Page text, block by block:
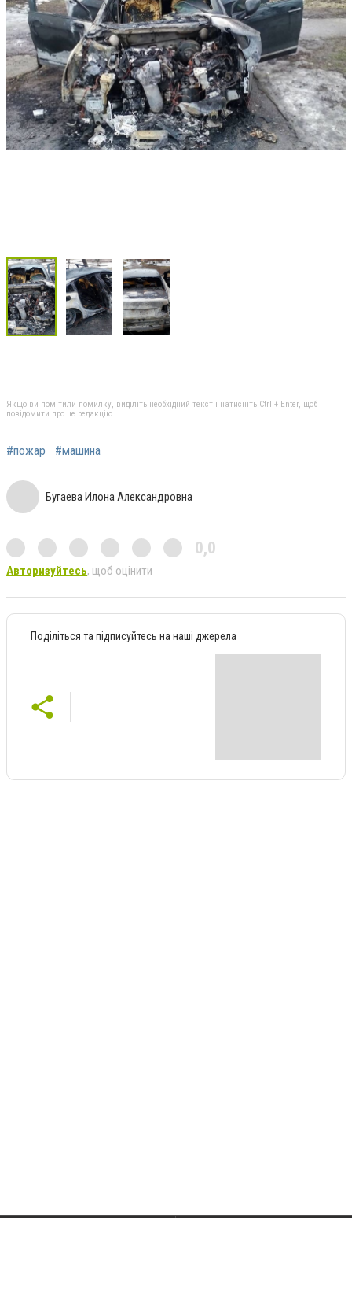
Якщо ви помітили помилку, виділіть необхідний текст і натисніть Ctrl + Enter, щоб
повідомити про це редакцію
#пожар #машина
Бугаева Илона Александровна
0,0
Авторизуйтесь, щоб оцінити
Поділіться та підписуйтесь на наші джерела